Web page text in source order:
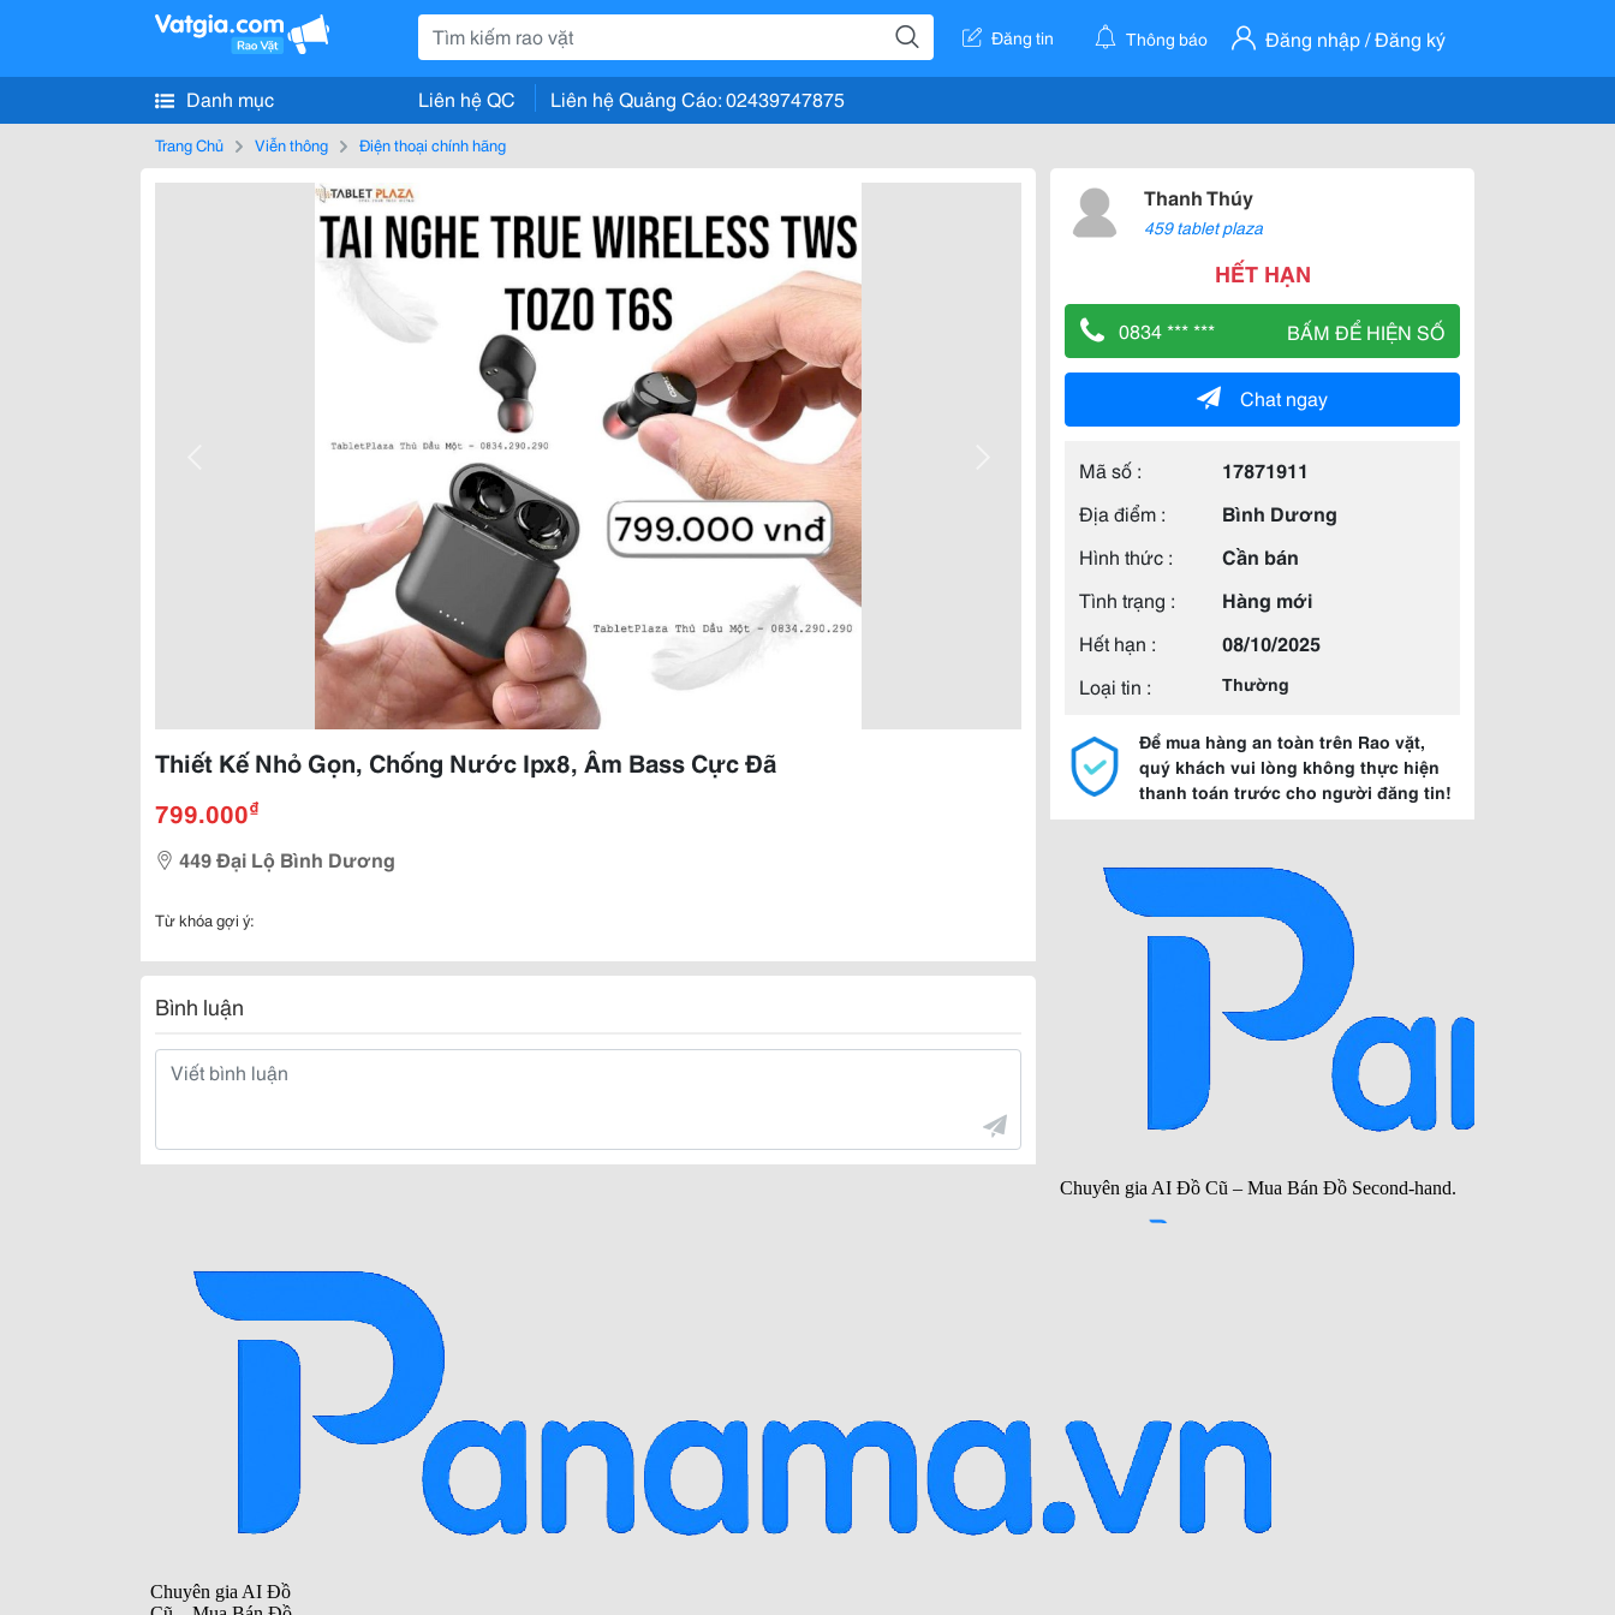
Đăng tin Thông báo Đăng nhập / Đăng ký
Danh mục Liên hệ QC Liên hệ Quảng Cáo: 02439747875
Trang Chủ Viễn thông Điện thoại chính hãng
Thiết Kế Nhỏ Gọn, Chống Nước Ipx8, Âm Bass Cực Đã
799.000₫
449 Đại Lộ Bình Dương
Từ khóa gợi ý:
Bình luận
Thanh Thúy
459 tablet plaza
HẾT HẠN
0834 *** *** BẤM ĐỂ HIỆN SỐ
Chat ngay
Mã số :
17871911
Địa điểm :
Bình Dương
Hình thức :
Cần bán
Tình trạng :
Hàng mới
Hết hạn :
08/10/2025
Loại tin :
Thường
Để mua hàng an toàn trên Rao vặt,
quý khách vui lòng không thực hiện
thanh toán trước cho người đăng tin!